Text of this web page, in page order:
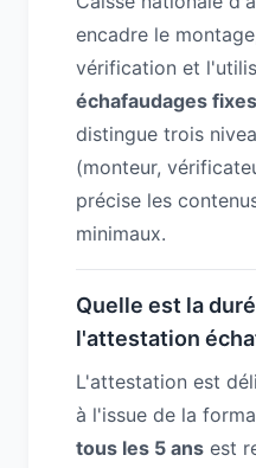
encadre le
vérification et
échafaudages
distingue trois
(monteur,
précise les
minimaux.
Quelle est la
l'attestation
L'attestation est
à l'issue de la
tous les 5 ans est